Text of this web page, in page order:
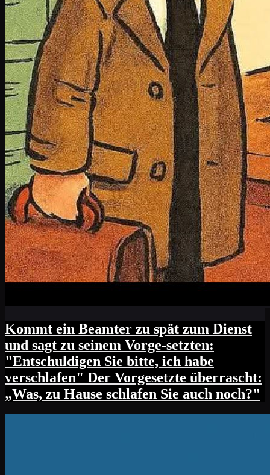
Kommt ein Beamter zu spät zum Dienst
und sagt zu seinem Vorge-setzten:
"Entschuldigen Sie bitte, ich habe
verschlafen" Der Vorgesetzte überrascht:
„Was, zu Hause schlafen Sie auch noch?"